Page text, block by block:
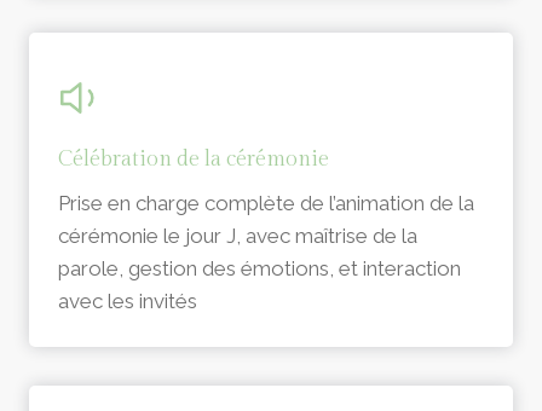
Célébration de la cérémonie
Prise en charge complète de l’animation de la
cérémonie le jour J, avec maîtrise de la
parole, gestion des émotions, et interaction
avec les invités